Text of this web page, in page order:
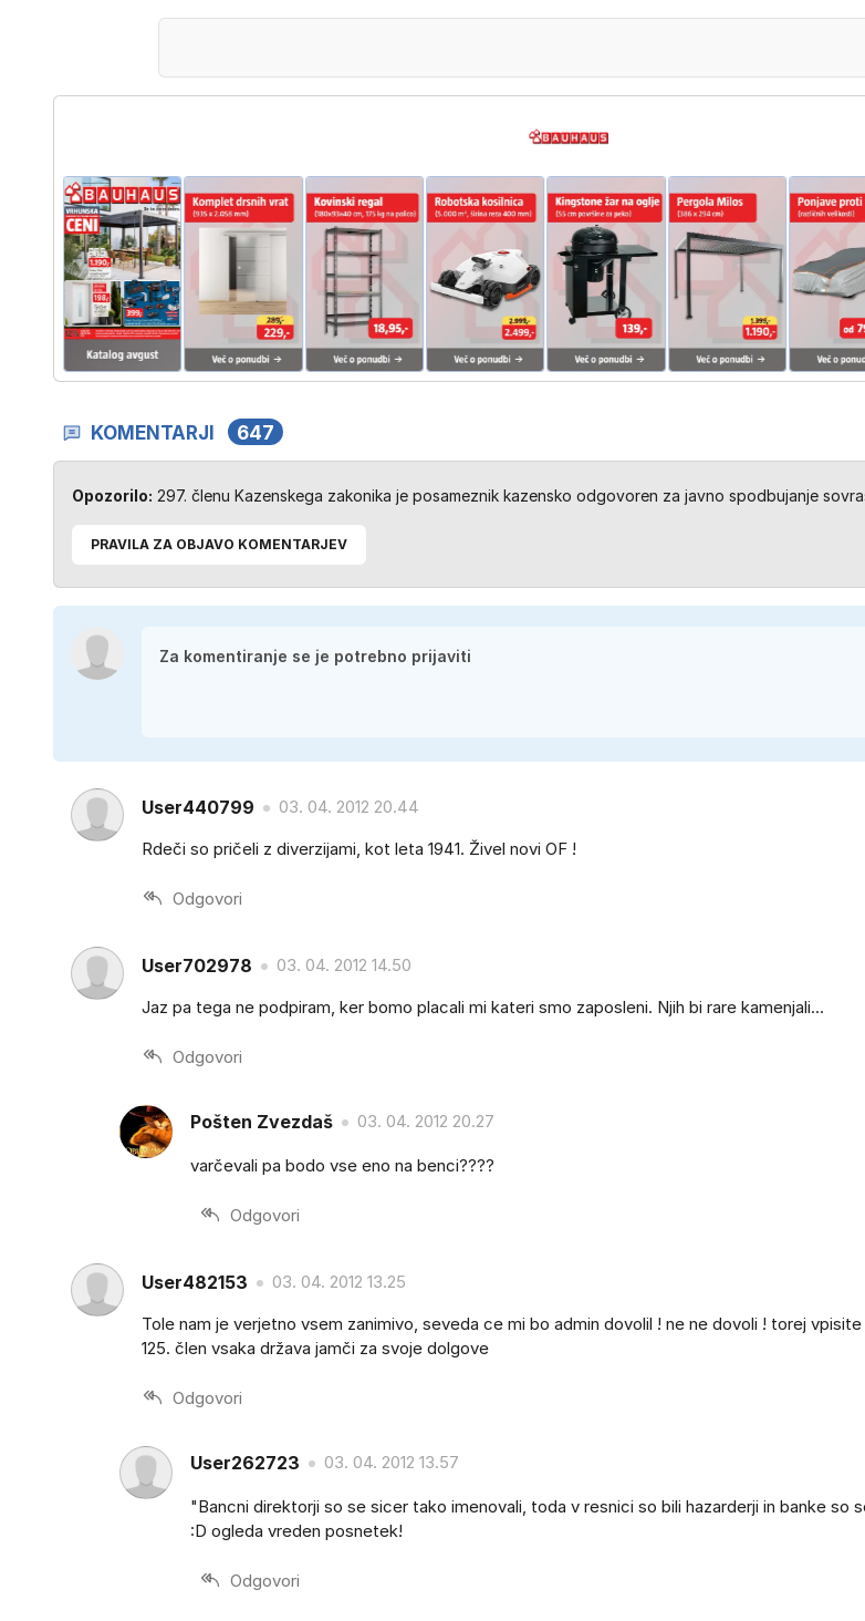
KOMENTARJI 647
Opozorilo: 297. členu Kazenskega zakonika je posameznik kazensko odgovoren za javno spodbujanje
PRAVILA ZA OBJAVO KOMENTARJEV
User440799
03. 04. 2012 20.44
Rdeči so pričeli z diverzijami, kot leta 1941. Živel novi OF !
Odgovori
User702978
03. 04. 2012 14.50
Jaz pa tega ne podpiram, ker bomo placali mi kateri smo zaposleni. Njih bi rare kamenjali...
Odgovori
Pošten Zvezdaš 03. 04. 2012 20.27
varčevali pa bodo vse eno na benci????
Odgovori
User482153
03. 04. 2012 13.25
Tole nam je verjetno vsem zanimivo, seveda ce mi bo admin dovolil ! ne ne dovoli ! torej
125. člen vsaka država jamči za svoje dolgove
Odgovori
User262723 03. 04. 2012 13.57
"Bancni direktorji so se sicer tako imenovali, toda v resnici so bili hazarderji in banke so
:D ogleda vreden posnetek!
Odgovori